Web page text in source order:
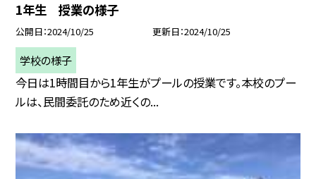
1年生 授業の様子
公開日 2024/10/25 更新日 2024/10/25
学校の様子
今日は1時間目から1年生がプールの授業です。本校のプー
ルは、民間委託のため近くの...